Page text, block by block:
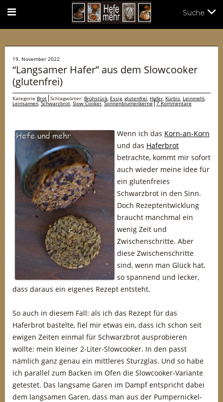
19. November 2022
“Langsamer Hafer” aus dem Slowcooker
(glutenfrei)
Kategorie Brot Schlagwörter: Brühstück, Essig, glutenfrei, Hafer, Kürbis, Leinmehl,
Leinsamen,Schwarzbrot, Slow Cooker,Sonnenblumenkerne 7 Kommentare
Wenn ich das Korn-an-Korn
und das Haferbrot
betrachte, kommt mir sofort
auch wieder meine Idee für
ein glutenfreies
Schwarzbrot in den Sinn.
Doch Rezeptentwicklung
braucht manchmal ein
wenig Zeit und
Zwischenschritte. Aber
diese Zwischenschritte
sind, wenn man Glück hat,
so spannend und lecker,
dass daraus ein eigenes Rezept entsteht.
So auch in diesem Fall: als ich das Rezept für das
Haferbrot bastelte, fiel mir etwas ein, dass ich schon seit
ewigen Zeiten einmal für Schwarzbrot ausprobieren
wollte: mein kleiner 2-Liter-Slowcooker. In den passt
nämlich ganz genau ein mittleres Sturzglas. Und so habe
ich parallel zum Backen im Ofen die Slowcooker-Variante
getestet. Das langsame Garen im Dampf entspricht dabei
dem langsamen Garen, dass man aus der Pumpernickel-
Suche
Suche